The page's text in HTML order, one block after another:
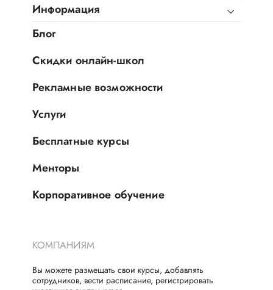
Информация
Блог
Скидки онлайн-школ
Рекламные возможности
Услуги
Бесплатные курсы
Менторы
Корпоративное обучение
КОМПАНИЯМ
Вы можете размещать свои курсы, добавлять
сотрудников, вести расписание, регистрировать